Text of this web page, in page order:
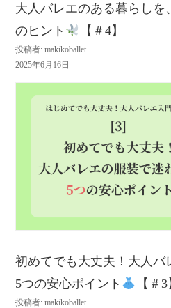
大人バレエのある暮らしを
のヒント
【＃4】
投稿者: makikoballet
2025年6月16日
初めてでも大丈夫！大人バ
5つの安心ポイント
【＃3
投稿者: makikoballet